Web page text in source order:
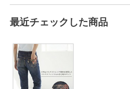
最近チェックした商品